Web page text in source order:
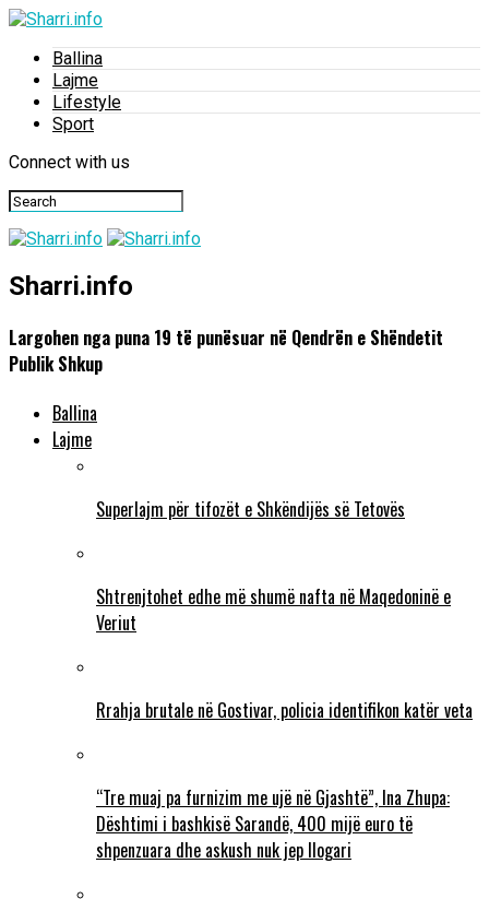
Ballina
Lajme
Lifestyle
Sport
Connect with us
Sharri.info
Largohen nga puna 19 të punësuar në Qendrën e Shëndetit
Publik Shkup
Ballina
Lajme
Superlajm për tifozët e Shkëndijës së Tetovës
Shtrenjtohet edhe më shumë nafta në Maqedoninë e
Veriut
Rrahja brutale në Gostivar, policia identifikon katër veta
“Tre muaj pa furnizim me ujë në Gjashtë”, Ina Zhupa:
Dështimi i bashkisë Sarandë, 400 mijë euro të
shpenzuara dhe askush nuk jep llogari